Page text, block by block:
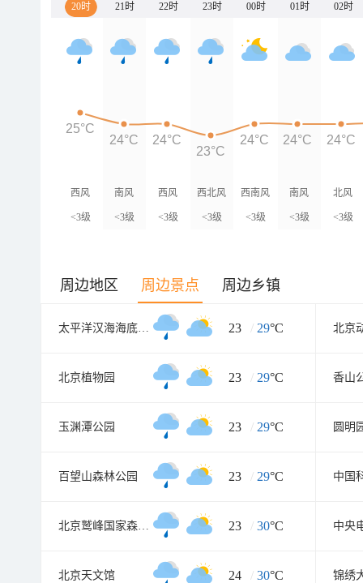
20时 21时 22时 23时 00时 01时 02时
西风
<3级
南风
<3级
西风
<3级
西北风
<3级
西南风
<3级
南风
<3级
北风
<3级
25°C
24°C
24°C
23°C
24°C 24°C 24°C
周边地区 周边景点 周边乡镇
太平洋汉海海底世界 23 / 29°C 北京
北京植物园 23 / 29°C 香山
玉渊潭公园 23 / 29°C 圆明
百望山森林公园 23 / 29°C
北京鹫峰国家森林公园 23 / 30°C 中央
北京天文馆 24 / 30°C